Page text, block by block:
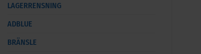
LAGERRENSNING
ADBLUE
BRÄNSLE